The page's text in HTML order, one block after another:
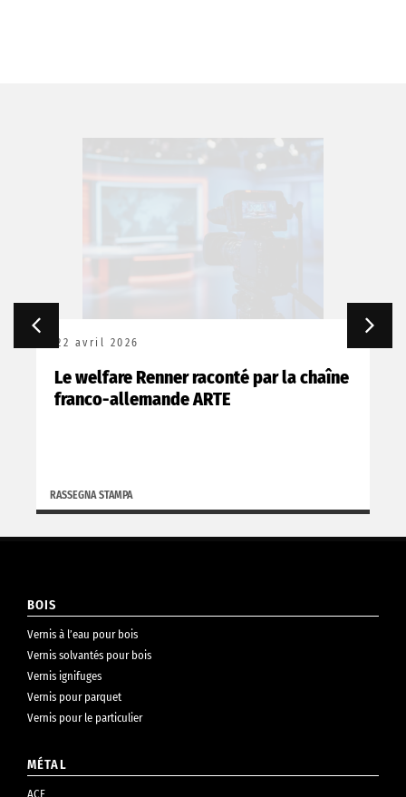
22 avril 2026
Le welfare Renner raconté par la chaîne
franco-allemande ARTE
RASSEGNA STAMPA
BOIS
Vernis à l’eau pour bois
Vernis solvantés pour bois
Vernis ignifuges
Vernis pour parquet
Vernis pour le particulier
MÉTAL
ACE